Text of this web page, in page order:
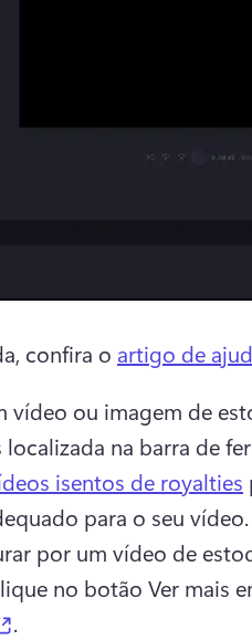
confira o artigo de
vídeo ou imagem de
na barra de
isentos de royalties
para o seu vídeo.
por um vídeo de
no botão Ver mais
(opens in a new tab)
.